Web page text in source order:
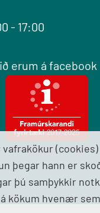
- 17:00
erum á facebook
þegar hann er
þú samþykkir
kökum hvenær